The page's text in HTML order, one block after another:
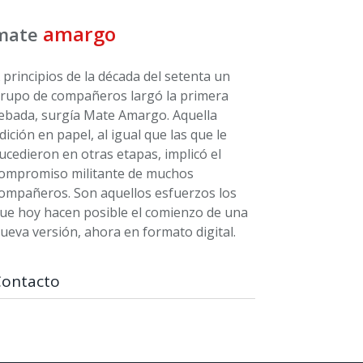
amargo
principios de la década del setenta un
de compañeros largó la primera
surgía Mate Amargo. Aquella
en papel, al igual que las que le
en otras etapas, implicó el
militante de muchos
Son aquellos esfuerzos los
hoy hacen posible el comienzo de una
versión, ahora en formato digital.